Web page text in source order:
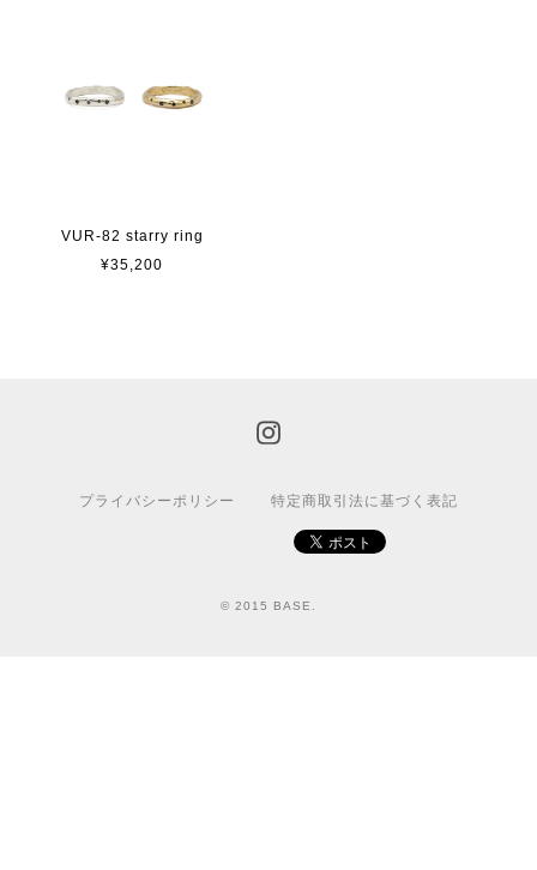
VUR-82 starry ring
¥35,200
プライバシーポリシー 特定商取引法に基づく表記
© 2015 BASE.